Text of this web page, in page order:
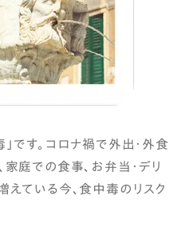
です。コロナ禍で外出・外食
庭での食事、お弁当・デリ
ている今、食中毒のリスク